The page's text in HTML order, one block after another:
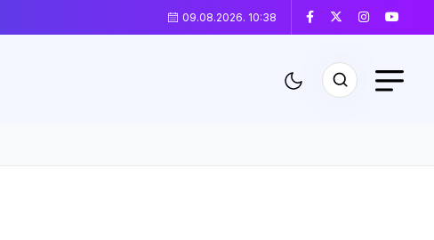
09.08.2026. 10:38